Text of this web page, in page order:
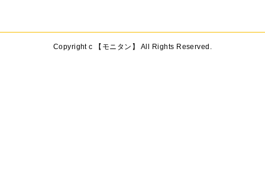
Copyright c 【モニタン】 All Rights Reserved.